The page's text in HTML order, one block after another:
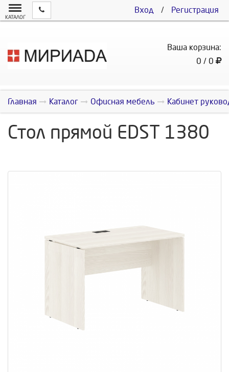
Вход / Регистрация
КАТАЛОГ
Ваша корзина:
0 / 0
Главная Каталог Офисная мебель Кабинет
Стол прямой EDST 1380